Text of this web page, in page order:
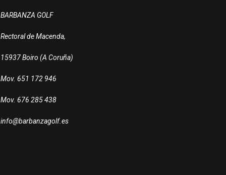
BARBANZA GOLF
Rectoral de Macenda,
15937 Boiro (A Coruña)
Mov. 651 172 946
Mov. 676 285 438
info@barbanzagolf.es